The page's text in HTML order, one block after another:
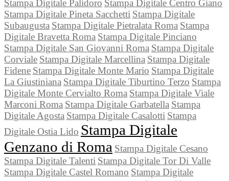
Stampa Digitale Palidoro Stampa Digitale Centro Giano
Stampa Digitale Pineta Sacchetti Stampa Digitale
Subaugusta Stampa Digitale Pietralata Roma Stampa
Digitale Bravetta Roma Stampa Digitale Pinciano
Stampa Digitale San Giovanni Roma Stampa Digitale
Corviale Stampa Digitale Marcellina Stampa Digitale
Fidene Stampa Digitale Monte Mario Stampa Digitale
La Giustiniana Stampa Digitale Tiburtino Terzo Stampa
Digitale Monte Cervialto Roma Stampa Digitale Viale
Marconi Roma Stampa Digitale Garbatella Stampa
Digitale Agosta Stampa Digitale Casalotti Stampa
Digitale Ostia Lido Stampa Digitale
Genzano di Roma Stampa Digitale Cesano
Stampa Digitale Talenti Stampa Digitale Tor Di Valle
Stampa Digitale Castel Romano Stampa Digitale